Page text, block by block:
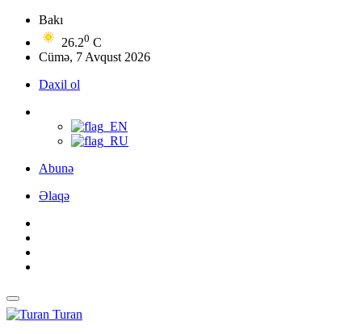
Bakı
26.20 C
Cümə, 7 Avqust 2026
Daxil ol
Abunə
Əlaqə
Turan